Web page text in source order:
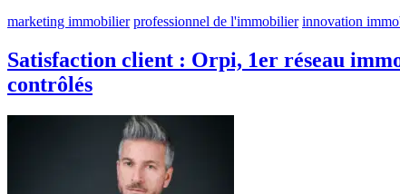
marketing immobilier professionnel de l'immobilier innovation
Satisfaction client : Orpi, 1er réseau
contrôlés